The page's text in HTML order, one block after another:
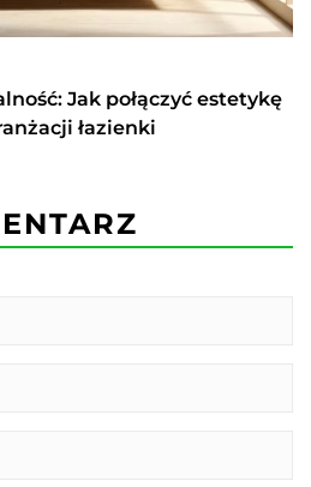
Jak połączyć estetykę
łazienki